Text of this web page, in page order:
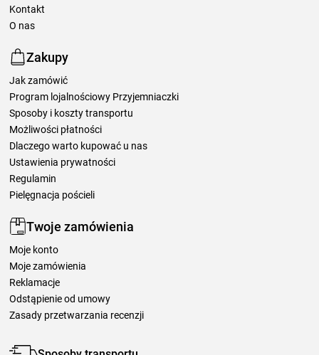
Kontakt
O nas
Zakupy
Jak zamówić
Program lojalnościowy Przyjemniaczki
Sposoby i koszty transportu
Możliwości płatności
Dlaczego warto kupować u nas
Ustawienia prywatności
Regulamin
Pielęgnacja pościeli
Twoje zamówienia
Moje konto
Moje zamówienia
Reklamacje
Odstąpienie od umowy
Zasady przetwarzania recenzji